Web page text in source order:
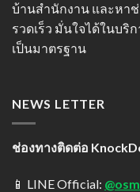
บ้านสำนักงาน และหาช่
รวดเร็ว มั่นใจได้ในบ
เป็นมาตรฐาน
NEWS LETTER
ช่องทางติดต่อ
📱 LINE Official: